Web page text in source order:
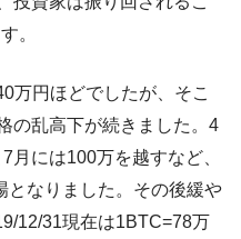
。
万円ほどでしたが、そこ
の乱高下が続きました。4
月には100万を越すなど、
となりました。その後緩や
12/31現在は1BTC=78万